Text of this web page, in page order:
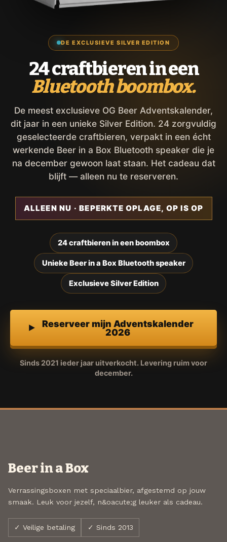
DE EXCLUSIEVE SILVER EDITION
24 craftbieren in een
Bluetooth boombox.
De meest exclusieve OG Beer Adventskalender,
dit jaar in een unieke Silver Edition. 24 zorgvuldig
geselecteerde craftbieren, verpakt in een écht
werkende Beer in a Box Bluetooth speaker die je
na december gewoon laat staan. Het cadeau dat
blijft — alleen nu te reserveren.
ALLEEN NU · BEPERKTE OPLAGE, OP IS OP
24 craftbieren in een boombox
Unieke Beer in a Box Bluetooth speaker
Exclusieve Silver Edition
Reserveer mijn Adventskalender
2026
Sinds 2021 ieder jaar uitverkocht. Levering ruim voor
december.
Beer in a Box
Verrassingsboxen met speciaalbier, afgestemd op jouw
smaak. Leuk voor jezelf, n&oacute;g leuker als cadeau.
✓ Veilige betaling ✓ Sinds 2013